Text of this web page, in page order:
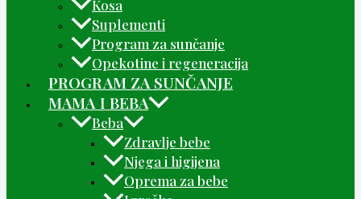
Kosa
Suplementi
Program za sunčanje
Opekotine i regeneracija
PROGRAM ZA SUNČANJE
MAMA I BEBA
Beba
Zdravlje bebe
Njega i higijena
Oprema za bebe